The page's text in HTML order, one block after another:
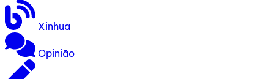
Xinhua
Opinião